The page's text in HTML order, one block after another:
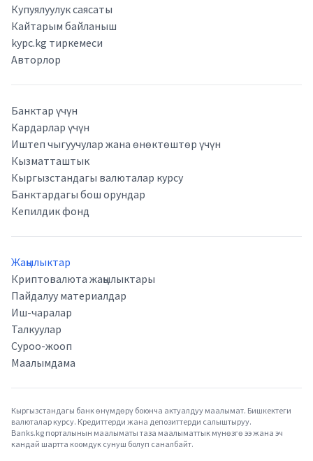
Купуялуулук саясаты
Кайтарым байланыш
kypc.kg тиркемеси
Авторлор
Банктар үчүн
Кардарлар үчүн
Иштеп чыгуучулар жана өнөктөштөр үчүн
Кызматташтык
Кыргызстандагы валюталар курсу
Банктардагы бош орундар
Кепилдик фонд
Жаңылыктар
Криптовалюта жаңылыктары
Пайдалуу материалдар
Иш-чаралар
Талкуулар
Суроо-жооп
Маалымдама
Кыргызстандагы банк өнүмдөрү боюнча актуалдуу маалымат. Бишкектеги
валюталар курсу. Кредиттерди жана депозиттерди салыштыруу.
Banks.kg порталынын маалыматы таза маалыматтык мүнөзгө ээ жана эч
кандай шартта коомдук сунуш болуп саналбайт.